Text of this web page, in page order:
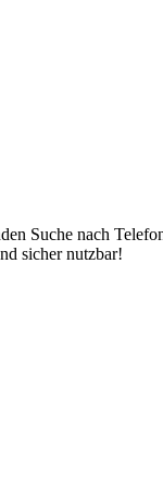
Suche nach
sicher nutzbar!